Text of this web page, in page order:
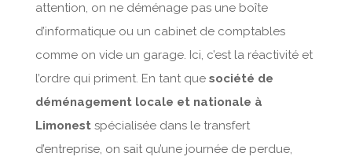
attention, on ne déménage pas une boîte
d’informatique ou un cabinet de comptables
comme on vide un garage. Ici, c’est la réactivité et
l’ordre qui priment. En tant que société de
déménagement locale et nationale à
Limonestspécialisée dans le transfert
d’entreprise, on sait qu’une journée de perdue,